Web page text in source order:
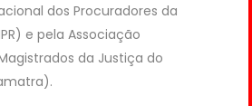
dos Procuradores da
e pela Associação
da Justiça do